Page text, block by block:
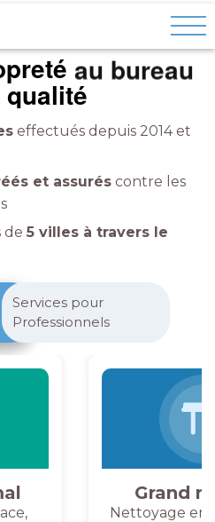
à domicile
effectués depuis 2014 et
et assurés contre les
de 5 villes à travers le
Services pour
Professionnels
Grand
Nettoyage en